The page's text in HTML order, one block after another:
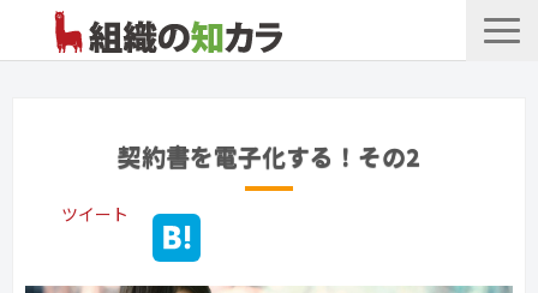
記事カテゴリ一覧
契約書を電子化する！その2
ツイート